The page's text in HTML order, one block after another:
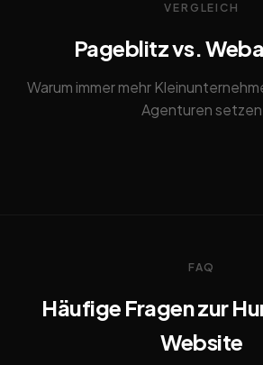
VERGLEICH
Pageblitz vs.
Warum immer mehr
Agenturen setzen
FAQ
Häufige Fragen zur
Website